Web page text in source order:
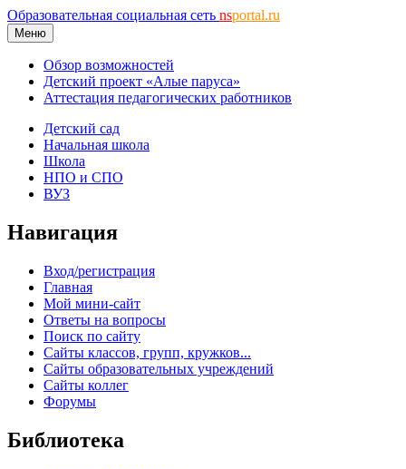
Образовательная социальная сеть nsportal.ru
Меню
Обзор возможностей
Детский проект «Алые паруса»
Аттестация педагогических работников
Детский сад
Начальная школа
Школа
НПО и СПО
ВУЗ
Навигация
Вход/регистрация
Главная
Мой мини-сайт
Ответы на вопросы
Поиск по сайту
Сайты классов, групп, кружков...
Сайты образовательных учреждений
Сайты коллег
Форумы
Библиотека